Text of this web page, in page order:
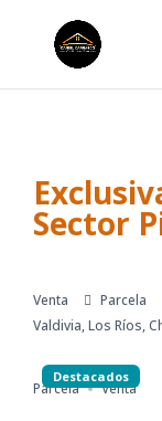
Sector
Venta Parcela
Valdivia, Los Ríos,
Destacados
Parcela Venta